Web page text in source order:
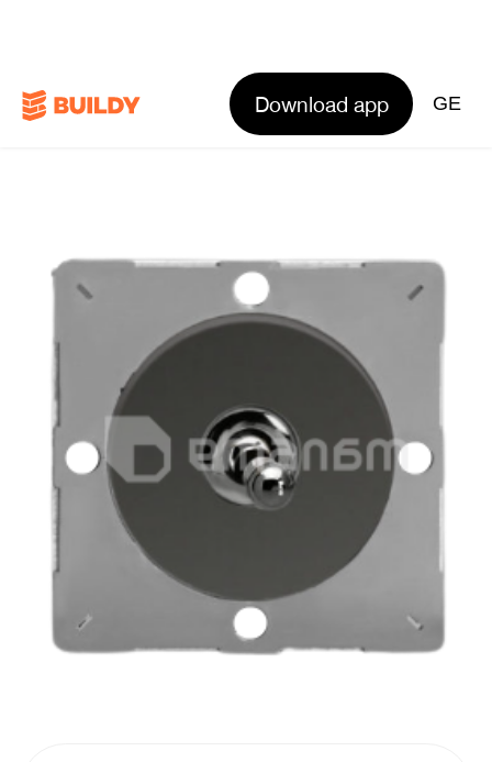
Download app GE